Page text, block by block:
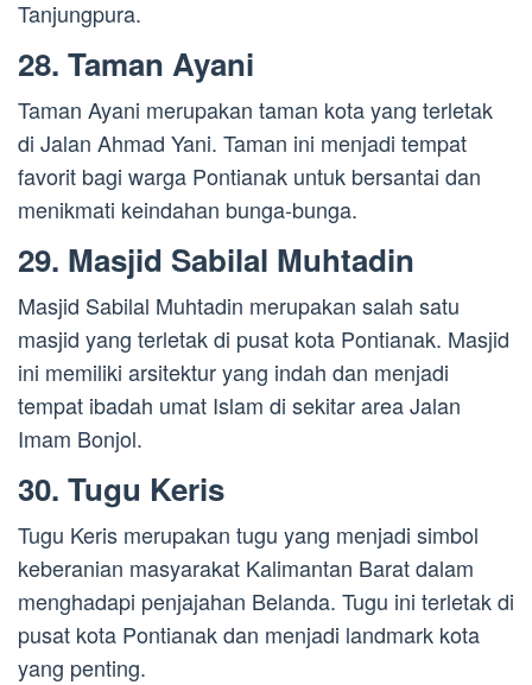
Tanjungpura.
28. Taman Ayani
Taman Ayani merupakan taman kota yang terletak
di Jalan Ahmad Yani. Taman ini menjadi tempat
favorit bagi warga Pontianak untuk bersantai dan
menikmati keindahan bunga-bunga.
29. Masjid Sabilal Muhtadin
Masjid Sabilal Muhtadin merupakan salah satu
masjid yang terletak di pusat kota Pontianak. Masjid
ini memiliki arsitektur yang indah dan menjadi
tempat ibadah umat Islam di sekitar area Jalan
Imam Bonjol.
30. Tugu Keris
Tugu Keris merupakan tugu yang menjadi simbol
keberanian masyarakat Kalimantan Barat dalam
menghadapi penjajahan Belanda. Tugu ini terletak di
pusat kota Pontianak dan menjadi landmark kota
yang penting.